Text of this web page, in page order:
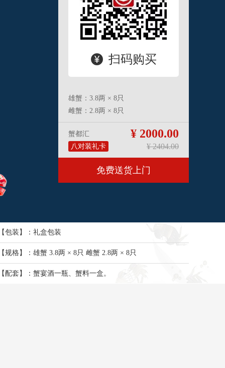
扫码购买
雄蟹：3.8两 × 8只
雌蟹：2.8两 × 8只
¥ 2000.00
¥ 2404.00
蟹都汇
八对装礼卡
免费送货上门
包装】：礼盒包装
规格】：雄蟹 3.8两 × 8只 雌蟹 2.8两 × 8只
配套】：蟹宴酒一瓶、蟹料一盒。